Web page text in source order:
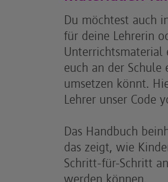
Du möchtest auch
für deine Lehrerin
euch an der
umsetzen könnt.
Lehrer unser Code
Das Handbuch
das zeigt, wie
Schritt-für-Schritt
werden können.